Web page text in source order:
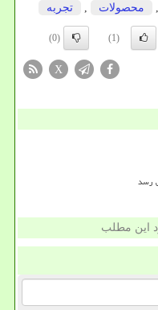
محصولات تجربه
(1)
(0)
X
رسد
این مطلب